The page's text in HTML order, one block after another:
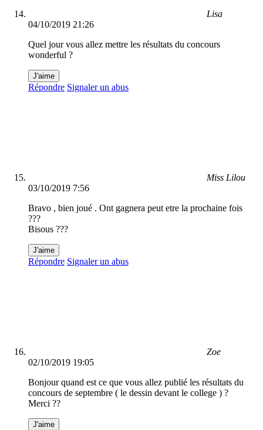
Lisa
04/10/2019 21:26
Quel jour vous allez mettre les résultats du concours
wonderful ?
J'aime
Répondre Signaler un abus
Miss Lilou
03/10/2019 7:56
Bravo , bien joué . Ont gagnera peut etre la prochaine fois
???
Bisous ???
J'aime
Répondre Signaler un abus
Zoe
02/10/2019 19:05
Bonjour quand est ce que vous allez publié les résultats du
concours de septembre ( le dessin devant le college ) ?
Merci ??
J'aime